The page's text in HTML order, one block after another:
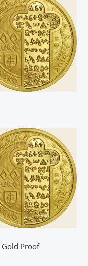
Gold Proof